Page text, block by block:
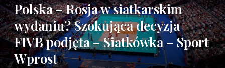
Polska – Rosja w siatkarskim
wydaniu? Szokująca decyzja
FIVB podjęta – Siatkówka – Sport
Wprost